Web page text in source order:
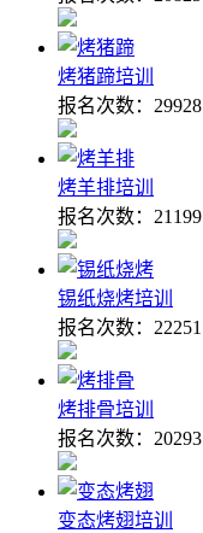
烤猪蹄培训
报名次数： 29928
烤羊排培训
报名次数： 21199
锡纸烧烤培训
报名次数： 22251
烤排骨培训
报名次数： 20293
变态烤翅培训